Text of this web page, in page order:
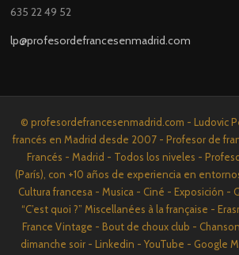
635 22 49 52
lp@profesordefrancesenmadrid.com
© profesordefrancesenmadrid.com - Ludovic
francés en Madrid desde 2007 - Profesor de
Francés - Madrid - Todos los niveles -
(París), con +10 años de experiencia en
Cultura francesa - Musica - Ciné - Exposición -
“C’est quoi ?” Miscellanées à la française -
France Vintage - Bout de choux club -
dimanche soir - Linkedin - YouTube - Google